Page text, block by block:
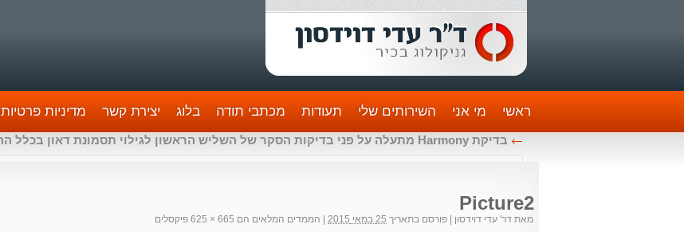
ראשי מי אני השירותים שלי תעודות מכתבי תודה בלוג יצירת קשר מדיניות פרטיות
← בדיקת Harmony מתעלה על פני בדיקות הסקר של השליש הראשון לגילוי תסמונת דאון בכלל ההריונות
Picture2
מאת דר' עדי דוידסון פורסם בתאריך 25 במאי 2015 הממדים המלאים הם 665 × 625 פיקסלים